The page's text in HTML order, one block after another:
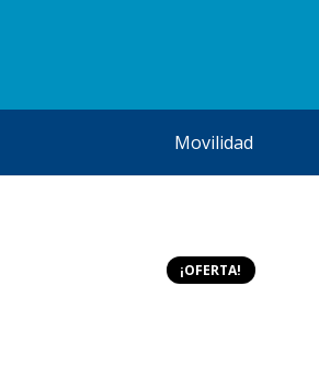
Movilidad
¡OFERTA!